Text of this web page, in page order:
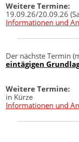
Weitere Termine:
19.09.26/20.09.26
Informationen und
Der nächste Termin
eintägigen
Weitere Termine:
in Kürze
Informationen und